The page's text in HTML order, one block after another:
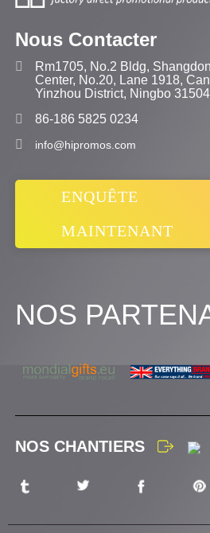
Nous Contacter
Rm1705, No.2 Bldg,
Center, No.20, Lane 1918,
Yinzhou District, Ningbo
86-186 5825 0234
info@hipromos.com
ENQUÊTE
MAINTENANT
NOS
NOS CHANTIERS